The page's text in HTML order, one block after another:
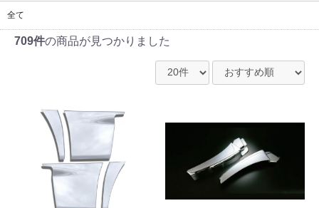
全て
709件の商品が見つかりました